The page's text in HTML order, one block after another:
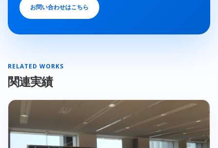
お問い合わせはこちら
RELATED WORKS
関連実績